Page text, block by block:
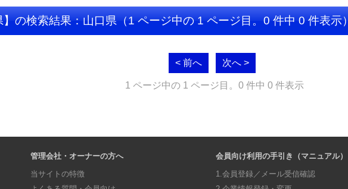
の検索結果：山口県（1 ページ中の 1 ページ目。0 件中 0 件表示
< 前へ 次へ >
1 ページ中の 1 ページ目。0 件中 0 件表示
管理会社・オーナーの方へ
当サイトの特徴
会員向け利用の手引き（マニュアル）
1.会員登録／メール受信確認